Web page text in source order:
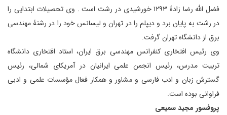
فضل الله رضا زادهٔ ۱۲۹۳ خورشیدی در رشت است . وی تحصیلات ابتدایی را
در رشت به پایان برد و دیپلم را در تهران و لیسانس خود را در رشتهٔ مهندسی
برق از دانشگاه تهران گرفت.
وی رئیس افتخاری کنفرانس مهندسی برق ایران، استاد افتخاری دانشگاه
تربیت مدرس، رئیس انجمن علمی ایرانیان در آمریکای شمالی، رئیس
گسترش زبان و ادب فارسی و مشاور و همکار فعال مؤسسات علمی و ادبی
فراوانی بوده است.
پروفسور مجید سمیعی